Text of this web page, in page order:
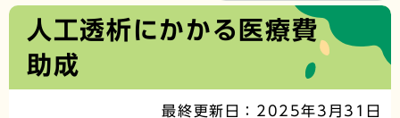
先
文
か
人工透析にかかる医療費
助成
最終更新日：2025年3月31日